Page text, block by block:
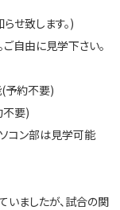
せ致します。)
自由に見学下さい。
予約不要)
不要)
コン部は見学可能
ましたが、試合の関